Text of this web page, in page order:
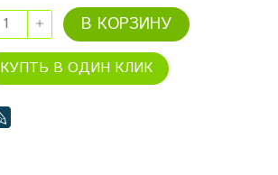
В КОРЗИНУ
КУПТЬ В ОДИН КЛИК